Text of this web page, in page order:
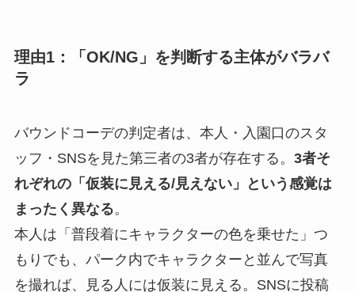
理由1：「OK/NG」を判断する主体がバラバ
ラ
バウンドコーデの判定者は、本人・入園口のスタ
ッフ・SNSを見た第三者の3者が存在する。 3者そ
れぞれの「仮装に見える/見えない」という感覚は
まったく異なる。
本人は「普段着にキャラクターの色を乗せた」つ
もりでも、パーク内でキャラクターと並んで写真
を撮れば、見る人には仮装に見える。SNSに投稿